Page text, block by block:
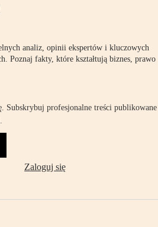
analiz, opinii ekspertów i kluczowych
Poznaj fakty, które kształtują biznes, prawo
Subskrybuj profesjonalne treści publikowane
Zaloguj się